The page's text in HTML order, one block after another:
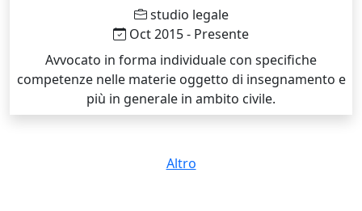
dedicati allo studio del piano moderno, espongono la
musica pop, rock, blues e jazz.
studio legale
Oct 2015 - Presente
Avvocato in forma individuale con specifiche
competenze nelle materie oggetto di insegnamento e
più in generale in ambito civile.
Altro